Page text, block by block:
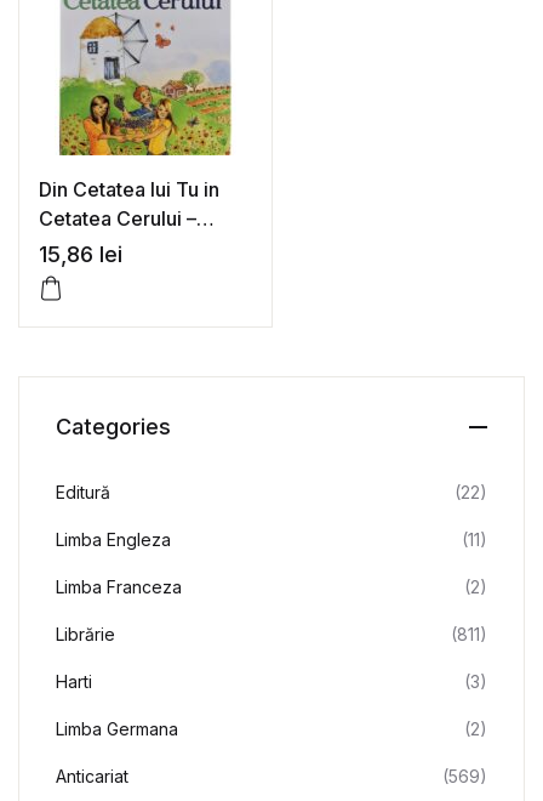
Din Cetatea lui Tu in
Cetatea Cerului –
Mersine Vigopoulou
15,86 lei
Categories
Editură (22)
Limba Engleza (11)
Limba Franceza (2)
Librărie (811)
Harti (3)
Limba Germana (2)
Anticariat (569)